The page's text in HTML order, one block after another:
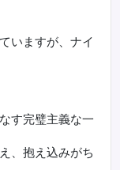
いますが、ナイ
す完璧主義な一
、抱え込みがち